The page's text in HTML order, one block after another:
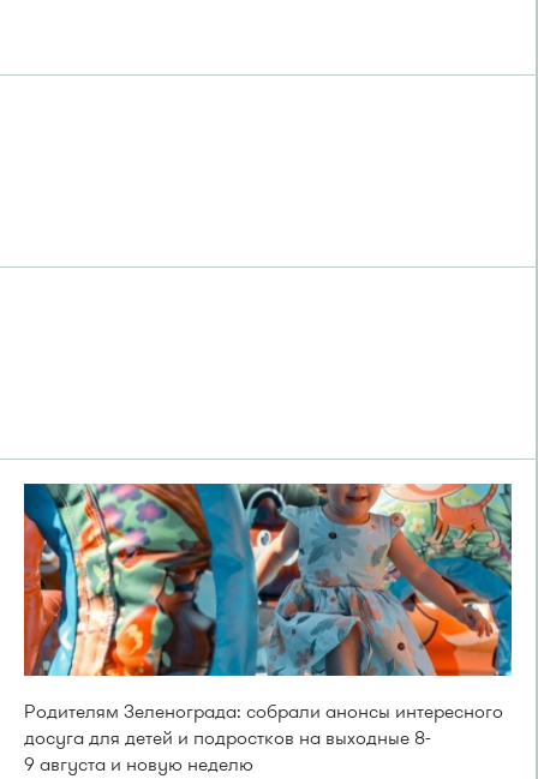
Родителям Зеленограда: собрали анонсы интересного
досуга для детей и подростков на выходные 8-
9 августа и новую неделю